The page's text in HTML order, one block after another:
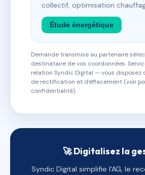
collectif, optimisation
Étude énergétique
Demande transmise au partenaire
destinataire de vos coordonnées.
relation Syndic Digital — vous disposez
de rectification et d'effacement (voir
confidentialité).
🚀 Digitalisez la
Syndic Digital simplifie l'AG, le